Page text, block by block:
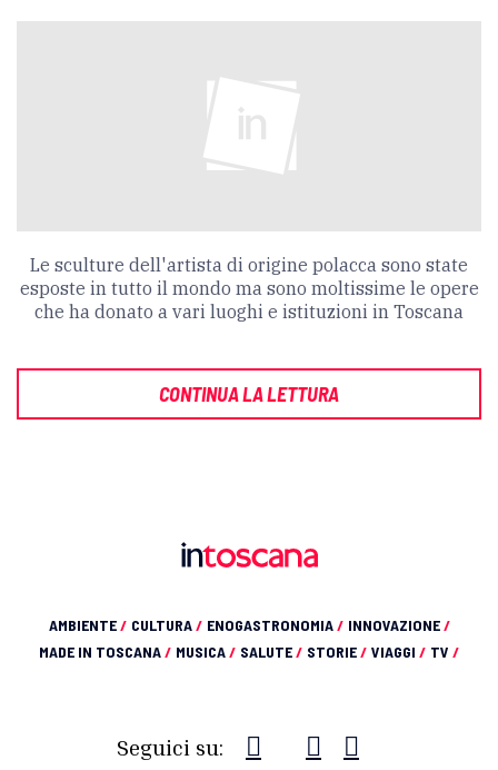
Le sculture dell'artista di origine polacca sono state
esposte in tutto il mondo ma sono moltissime le opere
che ha donato a vari luoghi e istituzioni in Toscana
CONTINUA LA LETTURA
AMBIENTE/ CULTURA/ ENOGASTRONOMIA/ INNOVAZIONE/
MADE IN TOSCANA/ MUSICA/ SALUTE/ STORIE/ VIAGGI / TV /
Seguici su: